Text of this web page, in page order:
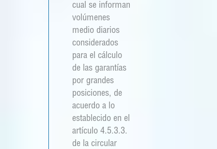
cual se informan
volúmenes
medio diarios
considerados
para el cálculo
de las garantías
por grandes
posiciones, de
acuerdo a lo
establecido en el
artículo 4.5.3.3.
de la circular